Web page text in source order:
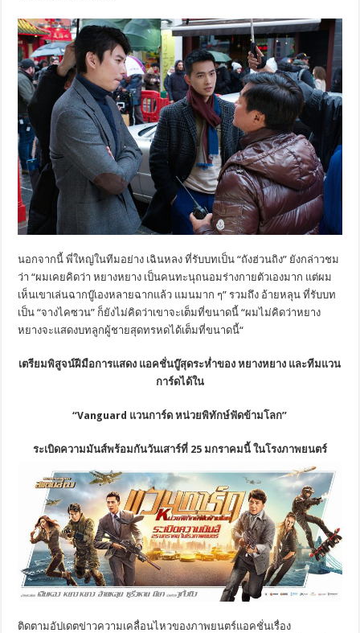
นอกจากนี้ พี่ใหญ่ในทีมอย่าง เฉินหลง ที่รับบทเป็น “ถังฮ่วนถิง” ยังกล่าวชม
ว่า “ผมเคยคิดว่า หยางหยาง เป็นคนทะนุถนอมร่างกายตัวเองมาก แต่ผม
เห็นเขาเล่นฉากบู๊เองหลายฉากแล้ว แมนมาก ๆ” รวมถึง อ้ายหลุน ที่รับบท
เป็น “จางไคซวน” ก็ยังไม่คิดว่าเขาจะเต็มที่ขนาดนี้ “ผมไม่คิดว่าหยาง
หยางจะแสดงบทลูกผู้ชายสุดทรหดได้เต็มที่ขนาดนี้“
เตรียมพิสูจน์ฝีมือการแสดง แอคชั่นบู๊สุดระห่ำของ หยางหยาง และทีมแวน
การ์ดได้ใน
“Vanguard แวนการ์ด หน่วยพิทักษ์ฟัดข้ามโลก”
ระเบิดความมันส์พร้อมกันวันเสาร์ที่ 25 มกราคมนี้ ในโรงภาพยนตร์
ติดตามอัปเดตข่าวความเคลื่อนไหวของภาพยนตร์แอคชั่นเรื่อง